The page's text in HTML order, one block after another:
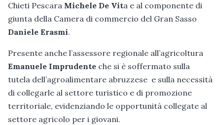
Chieti Pescara Michele De Vita e al componente di
giunta della Camera di commercio del Gran Sasso
Daniele Erasmi.
Presente anche l’assessore regionale all’agricoltura
Emanuele Imprudente che si è soffermato sulla
tutela dell’agroalimentare abruzzese e sulla necessità
di collegarle al settore turistico e di promozione
territoriale, evidenziando le opportunità collegate al
settore agricolo per i giovani.